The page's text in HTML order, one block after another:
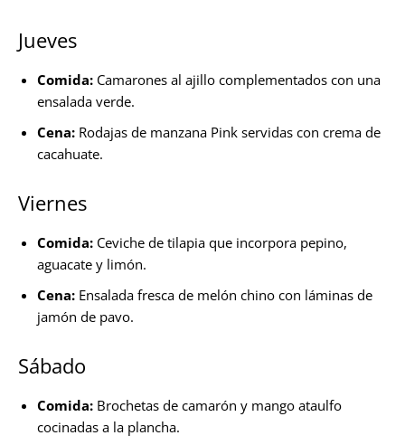
Jueves
Comida: Camarones al ajillo complementados con una
ensalada verde.
Cena: Rodajas de manzana Pink servidas con crema de
cacahuate.
Viernes
Comida: Ceviche de tilapia que incorpora pepino,
aguacate y limón.
Cena: Ensalada fresca de melón chino con láminas de
jamón de pavo.
Sábado
Comida: Brochetas de camarón y mango ataulfo
cocinadas a la plancha.